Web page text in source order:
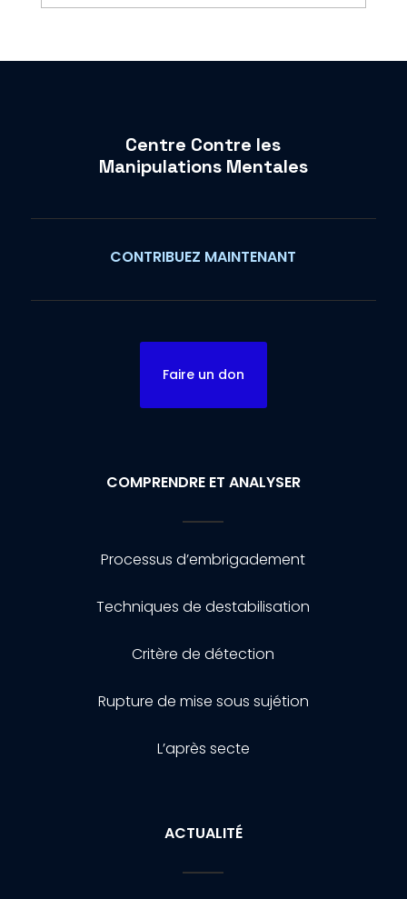
Centre Contre les
Manipulations Mentales
CONTRIBUEZ MAINTENANT
Faire un don
COMPRENDRE ET ANALYSER
Processus d’embrigadement
Techniques de destabilisation
Critère de détection
Rupture de mise sous sujétion
L’après secte
ACTUALITÉ